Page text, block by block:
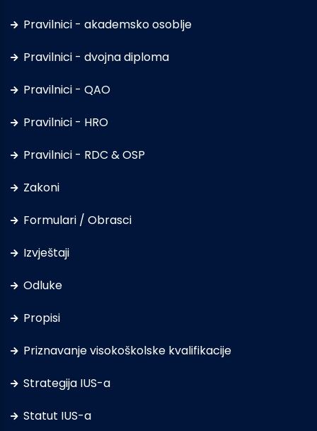
Pravilnici - akademsko osoblje
Pravilnici - dvojna diploma
Pravilnici - QAO
Pravilnici - HRO
Pravilnici - RDC & OSP
Zakoni
Formulari / Obrasci
Izvještaji
Odluke
Propisi
Priznavanje visokoškolske kvalifikacije
Strategija IUS-a
Statut IUS-a